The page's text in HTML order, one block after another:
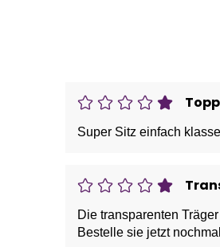
Topp
Super Sitz einfach klasse
Die transparenten
Bestelle sie jetzt